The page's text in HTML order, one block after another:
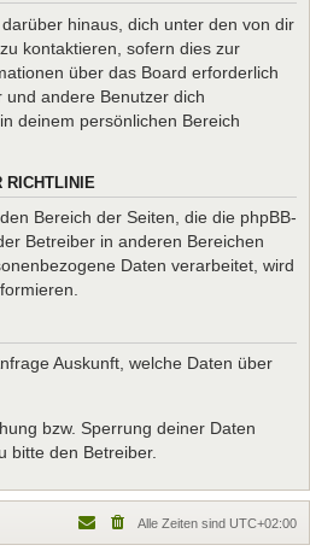
hinaus, dich unter den von dir
kontaktieren, sofern dies zur
über das Board erforderlich
andere Benutzer dich
deinem persönlichen Bereich
RICHTLINIE
Bereich der Seiten, die die phpBB-
Betreiber in anderen Bereichen
Daten verarbeitet, wird
Auskunft, welche Daten über
bzw. Sperrung deiner Daten
bitte den Betreiber.
Alle Zeiten sind UTC+02:00